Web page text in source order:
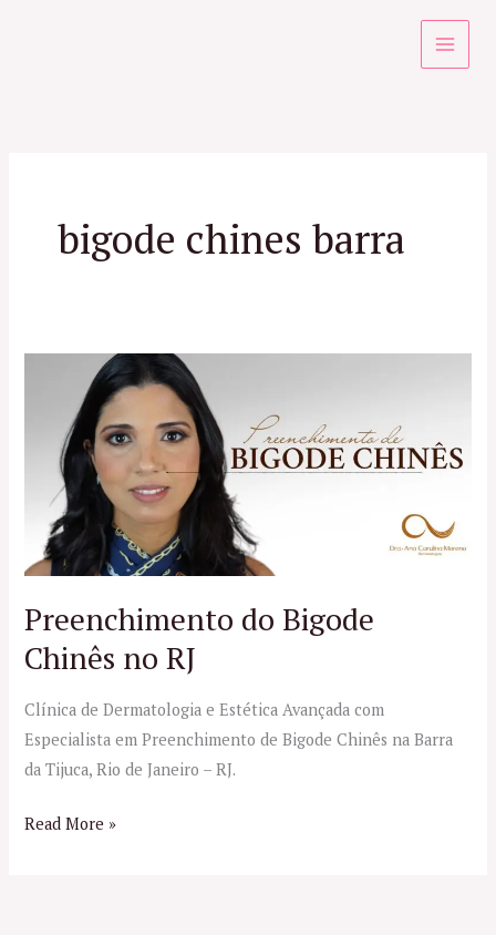
bigode chines barra
Preenchimento do Bigode
Chinês no RJ
Clínica de Dermatologia e Estética Avançada com
Especialista em Preenchimento de Bigode Chinês na Barra
da Tijuca, Rio de Janeiro – RJ.
Preenchimento
Bigode
Chinês
Read More »